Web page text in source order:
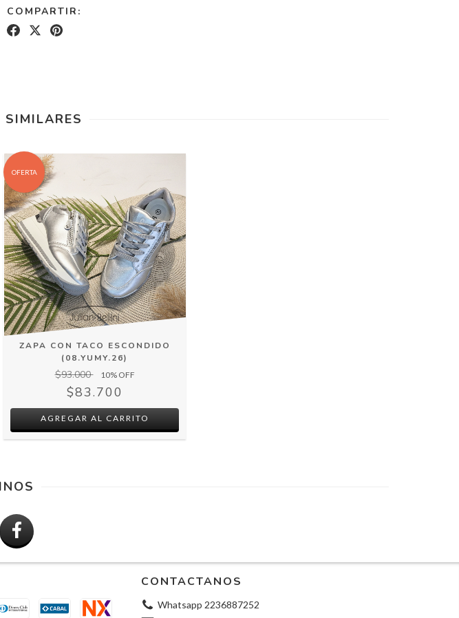
COMPARTIR:
SIMILARES
OFERTA
ZAPA CON TACO ESCONDIDO
(08.YUMY.26)
$93.000 10% OFF
$83.700
AGREGAR AL CARRITO
CONTACTANOS
Whatsapp 2236887252